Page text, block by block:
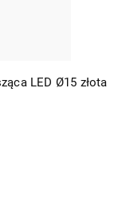
LED Ø15 złota